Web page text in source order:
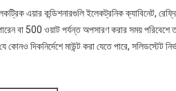
এয়ার কন্ডিশনারগুলি ইলেকট্রনিক ক্যাবিনেট,
বা 500 ওয়াট পর্যন্ত অপসারণ করার সময়
কোনও দিকনির্দেশে মাউন্ট করা যেতে পারে, সলিডস্টেট